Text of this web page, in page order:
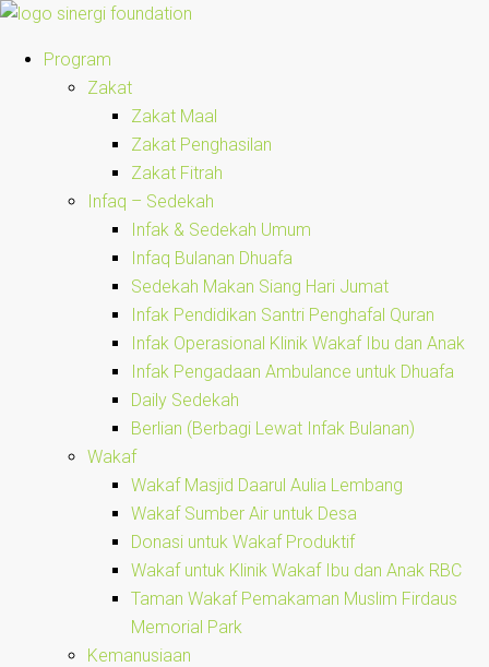
Program
Zakat
Zakat Maal
Zakat Penghasilan
Zakat Fitrah
Infaq – Sedekah
Infak & Sedekah Umum
Infaq Bulanan Dhuafa
Sedekah Makan Siang Hari Jumat
Infak Pendidikan Santri Penghafal Quran
Infak Operasional Klinik Wakaf Ibu dan Anak
Infak Pengadaan Ambulance untuk Dhuafa
Daily Sedekah
Berlian (Berbagi Lewat Infak Bulanan)
Wakaf
Wakaf Masjid Daarul Aulia Lembang
Wakaf Sumber Air untuk Desa
Donasi untuk Wakaf Produktif
Wakaf untuk Klinik Wakaf Ibu dan Anak RBC
Taman Wakaf Pemakaman Muslim Firdaus
Memorial Park
Kemanusiaan